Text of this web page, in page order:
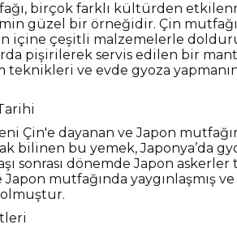
birçok farklı kültürden
güzel bir örneğidir. Çin
içine çeşitli malzemelerle
pişirilerek servis edilen bir
teknikleri ve evde gyoza
Çin'e dayanan ve Japon
bilinen bu yemek, Japonya’da
sonrası dönemde Japon
Japon mutfağında yaygınlaşmış
olmuştur.